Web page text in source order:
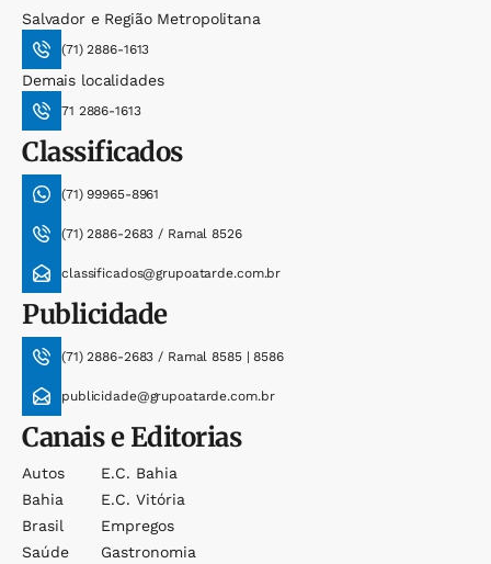
Salvador e Região Metropolitana
(71) 2886-1613
Demais localidades
71 2886-1613
Classificados
(71) 99965-8961
(71) 2886-2683 / Ramal 8526
classificados@grupoatarde.com.br
Publicidade
(71) 2886-2683 / Ramal 8585 | 8586
publicidade@grupoatarde.com.br
Canais e Editorias
Autos
Bahia
Brasil
Saúde
E.c. Bahia
E.c. Vitória
Empregos
Gastronomia